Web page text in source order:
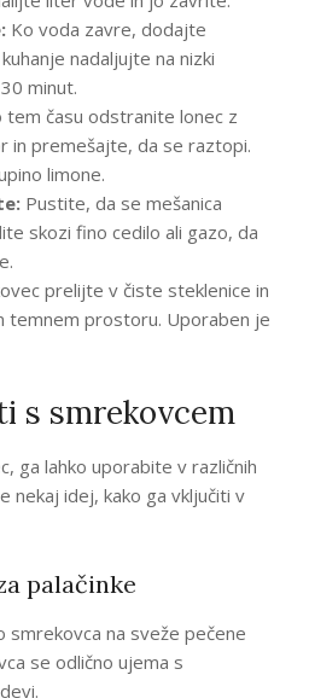
Ko voda zavre, dodajte
nadaljujte na nizki
minut.
tem času odstranite lonec z
in premešajte, da se raztopi.
limone.
Pustite, da se mešanica
skozi fino cedilo ali gazo, da
prelijte v čiste steklenice in
temnem prostoru. Uporaben je
s smrekovcem
ga lahko uporabite v različnih
nekaj idej, kako ga vključiti v
palačinke
na sveže pečene
se odlično ujema s